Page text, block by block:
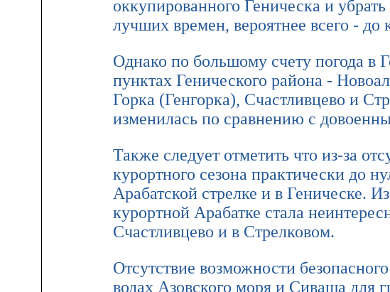
оккупированного Геническа и
лучших времен, вероятнее всего - до
Однако по большому счету погода в
пунктах Генического района -
Горка (Генгорка), Счастливцево и
изменилась по сравнению с
Также следует отметить что из-за
курортного сезона практически до
Арабатской стрелке и в Геническе.
курортной Арабатке стала
Счастливцево и в Стрелковом.
Отсутствие возможности
водах Азовского моря и Сиваша для